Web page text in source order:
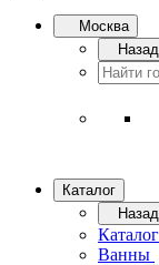
Москва
Назад
Каталог
Назад
Каталог
Ванны